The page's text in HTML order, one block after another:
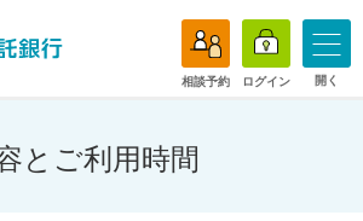
相談予約 ログイン 開く
とご利用時間